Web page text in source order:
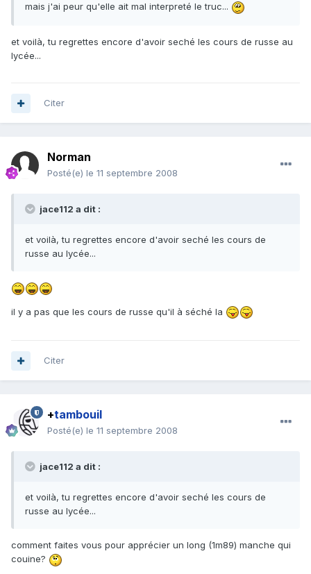
mais j'ai peur qu'elle ait mal interpreté le truc...
et voilà, tu regrettes encore d'avoir seché les cours de russe au
lycée...
Citer
Norman
Posté(e) le 11 septembre 2008
jace112 a dit :
et voilà, tu regrettes encore d'avoir seché les cours de
russe au lycée...
il y a pas que les cours de russe qu'il à séché la
Citer
+tambouil
Posté(e) le 11 septembre 2008
jace112 a dit :
et voilà, tu regrettes encore d'avoir seché les cours de
russe au lycée...
comment faites vous pour apprécier un long (1m89) manche qui
couine?